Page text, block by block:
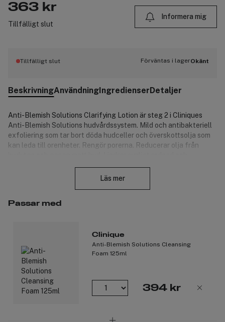
363 kr
Tillfälligt slut
Informera mig
Tillfälligt slut Förväntas i lagerOkänt
BeskrivningAnvändningIngredienserDetaljer
Anti-Blemish Solutions Clarifying Lotion är steg 2 i Cliniques
Anti-Blemish Solutions hudvårdssystem. Mild och antibakteriell
exfoliering som tar bort döda hudceller och överskottsolja som
kan leda till orenheter. Rengör porerna. Reducerar olja från
Läs mer
Passar med
Clinique
Anti-Blemish Solutions Cleansing
Foam 125ml
394 kr